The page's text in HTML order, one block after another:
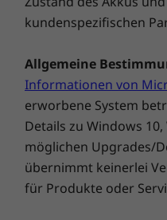
Eine dauerhafte
Ihr Einsatz für
Kurzanleitung
Referenz für technische
technische Daten,
Englisch)
kundenspezifischen
Allgemeine
Informationen von
erworbene System
Details zu Windows
möglichen Upgrades/
übernimmt keinerlei
für Produkte oder